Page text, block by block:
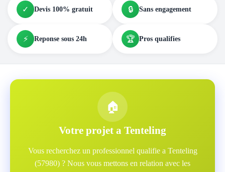
✓ Devis 100% gratuit 🔒 Sans engagement
⚡ Reponse sous 24h 🏆 Pros qualifies
🏠
Votre projet a Tenteling
Vous recherchez un professionnel qualifie a Tenteling
(57980) ? Nous vous mettons en relation avec les